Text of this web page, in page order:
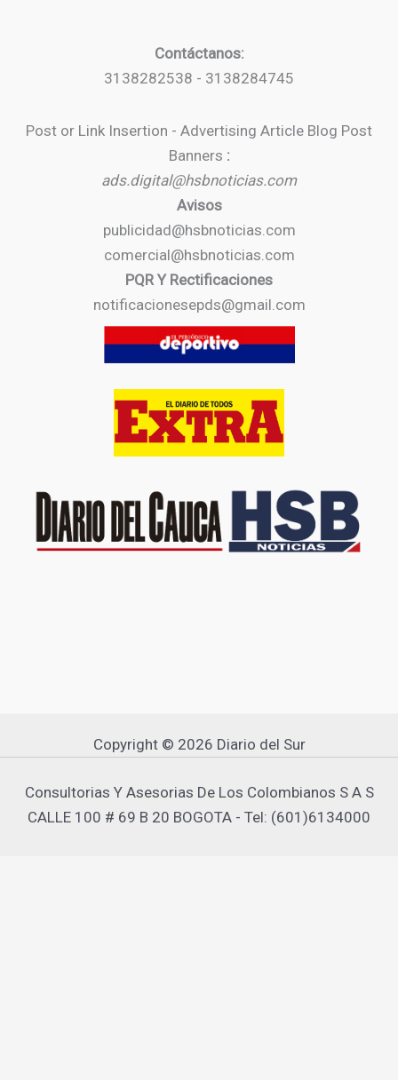
Contáctanos:
3138282538 - 3138284745
Post or Link Insertion - Advertising Article Blog Post
Banners :
ads.digital@hsbnoticias.com
Avisos
publicidad@hsbnoticias.com
comercial@hsbnoticias.com
PQR Y Rectificaciones
notificacionesepds@gmail.com
Copyright © 2026 Diario del Sur
Consultorias Y Asesorias De Los Colombianos S A S
CALLE 100 # 69 B 20 BOGOTA - Tel: (601)6134000